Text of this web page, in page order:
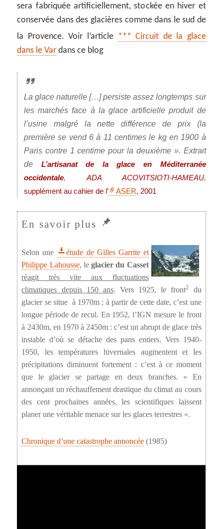
sera fabriquée artificiellement, stockée en hiver et
conservée dans des glacières comme dans le sud de
la Provence. Voir l’article *** Circuit de la glace
dans le Var dans ce blog
La glace naturelle […] persiste assez longtemps sur
les marchés face à la glace artificielle produit de
l’usine malgré la nette différence de prix (la
première se vend 6 à 11 centimes le kg en 1900 à
Paris contre 1 centime pour la deuxième ». Extrait
de L’artisanat de la glace en Méditerranée
occidentale, ADA ACOVITSIOTI-HAMEAU,
supplément au cahier de l’ ASER, 2001
Selon une
étude de Gilles Garrite et
Philippe Lahousse, leglacier du Casset
réagit très vite aux fluctuations
climatiques depuis 150 ans. Vers 1925, le front2
du
glacier se situe à 1970m ; à partir de cette date, c’est une
longue période de recul. En 1952, l’IGN mesure le front
à 2430m, en 1970 à 2450m : c’est un abrupt de glace très
instable d’où se détache des pans entiers. Vers 1940-
1950, les températures hivernales augmentent et les
précipitations diminuent fortement : c’est à ce moment
que le glacier se partage en deux branches. « En
annonçant un réchauffement drastique du climat au cours
des cent prochaines années, les scientifiques laissent
planer une véritable menace sur les glaces terrestres ».
Chronique d’une catastrophe annoncée (1985)